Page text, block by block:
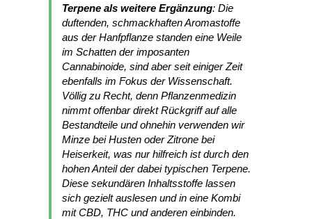
Terpene als weitere Ergänzung: Die
duftenden, schmackhaften Aromastoffe
aus der Hanfpflanze standen eine Weile
im Schatten der imposanten
Cannabinoide, sind aber seit einiger Zeit
ebenfalls im Fokus der Wissenschaft.
Völlig zu Recht, denn Pflanzenmedizin
nimmt offenbar direkt Rückgriff auf alle
Bestandteile und ohnehin verwenden wir
Minze bei Husten oder Zitrone bei
Heiserkeit, was nur hilfreich ist durch den
hohen Anteil der dabei typischen Terpene.
Diese sekundären Inhaltsstoffe lassen
sich gezielt auslesen und in eine Kombi
mit CBD, THC und anderen einbinden.